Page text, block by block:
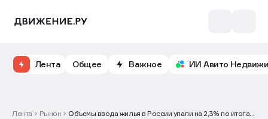
Лента Общее Важное ИИ Авито
Лента Рынок
Объемы ввода жилья в России упали на 2,3% по итогам